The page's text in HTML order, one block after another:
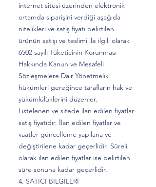
internet sitesi üzerinden elektronik
ortamda siparişini verdiği aşağıda
nitelikleri ve satış fiyatı belirtilen
ürünün satışı ve teslimi ile ilgili olarak
6502 sayılı Tüketicinin Korunması
Hakkında Kanun ve Mesafeli
Sözleşmelere Dair Yönetmelik
hükümleri gereğince tarafların hak ve
yükümlülüklerini düzenler.
Listelenen ve sitede ilan edilen fiyatlar
satış fiyatıdır. İlan edilen fiyatlar ve
vaatler güncelleme yapılana ve
değiştirilene kadar geçerlidir. Süreli
olarak ilan edilen fiyatlar ise belirtilen
süre sonuna kadar geçerlidir.
4. SATICI BİLGİLERİ